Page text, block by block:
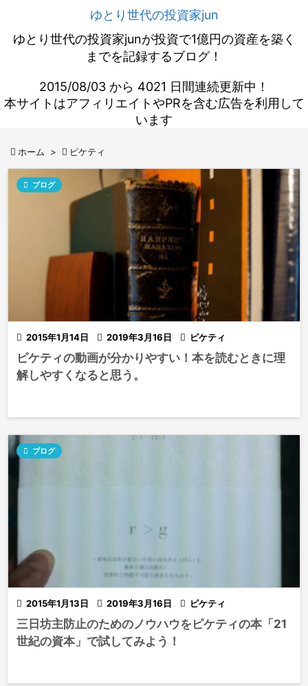
ゆとり世代の投資家jun
ゆとり世代の投資家junが投資で1億円の資産を築く
までを記録するブログ！
2015/08/03 から 4021 日間連続更新中！
本サイトはアフィリエイトやPRを含む広告を利用して
います
 ホーム >  ピケティ
 2015年1月14日  2019年3月16日
 ブログ
 ピケティ
ピケティの動画が分かりやすい！本を読むときに理
解しやすくなると思う。
 2015年1月13日  2019年3月16日
 ブログ
 ピケティ
三日坊主防止のためのノウハウをピケティの本「21
世紀の資本」で試してみよう！